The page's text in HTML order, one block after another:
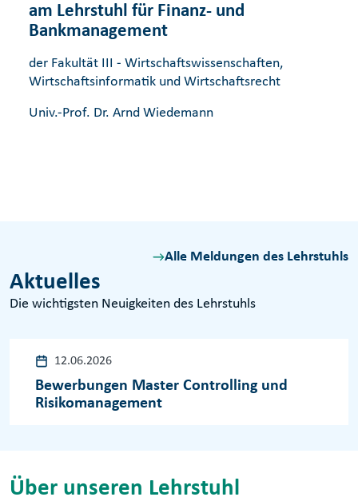
am Lehrstuhl für Finanz- und
Bankmanagement
der Fakultät III - Wirtschaftswissenschaften,
Wirtschaftsinformatik und Wirtschaftsrecht
Univ.-Prof. Dr. Arnd Wiedemann
Aktuelles
Die wichtigsten Neuigkeiten des Lehrstuhls
Alle Meldungen des Lehrstuhls
12.06.2026
Bewerbungen Master Controlling und
Risikomanagement
Über unseren Lehrstuhl